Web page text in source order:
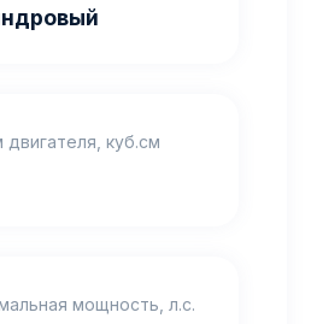
куб.см
мощность, л.с.